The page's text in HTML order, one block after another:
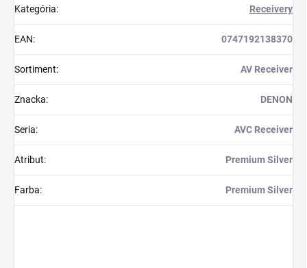
Kategória: Receivery
EAN: 0747192138370
Sortiment: AV Receiver
Znacka: DENON
Seria: AVC Receiver
Atribut: Premium Silver
Farba: Premium Silver